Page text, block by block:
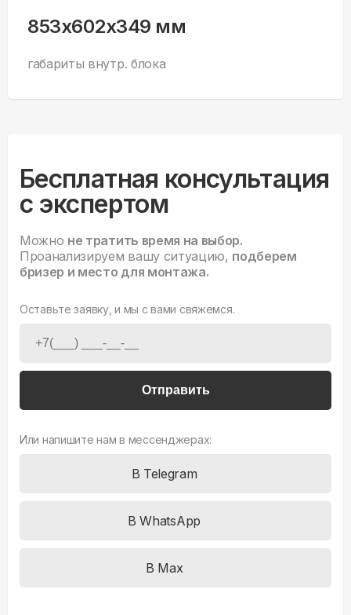
853x602x349 мм
габариты внутр. блока
Бесплатная консультация
с экспертом
Можно не тратить время на выбор.
Проанализируем вашу ситуацию, подберем
бризер и место для монтажа.
Оставьте заявку, и мы с вами свяжемся.
Отправить
Или напишите нам в мессенджерах:
В Telegram
В WhatsApp
В Max